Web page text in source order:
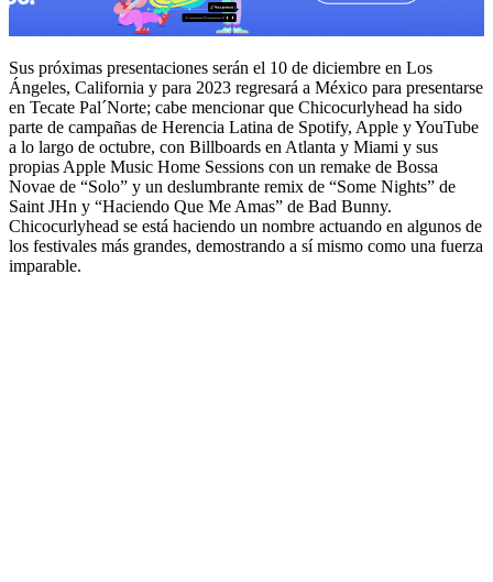
Sus próximas presentaciones serán el 10 de diciembre en Los
Ángeles, California y para 2023 regresará a México para presentarse
en Tecate Pal´Norte; cabe mencionar que Chicocurlyhead ha sido
parte de campañas de Herencia Latina de Spotify, Apple y YouTube
a lo largo de octubre, con Billboards en Atlanta y Miami y sus
propias Apple Music Home Sessions con un remake de Bossa
Novae de “Solo” y un deslumbrante remix de “Some Nights” de
Saint JHn y “Haciendo Que Me Amas” de Bad Bunny.
Chicocurlyhead se está haciendo un nombre actuando en algunos de
los festivales más grandes, demostrando a sí mismo como una fuerza
imparable.